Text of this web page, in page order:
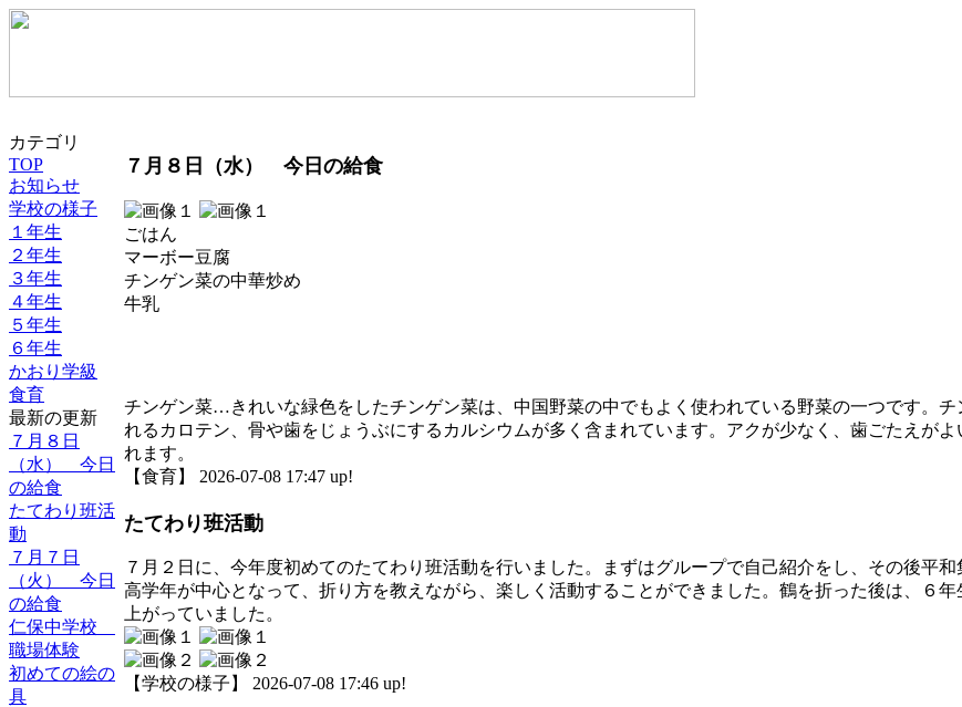
カテゴリ
TOP
お知らせ
学校の様子
１年生
２年生
３年生
４年生
５年生
６年生
かおり学級
食育
最新の更新
７月８日
（水） 今日
の給食
たてわり班活
動
７月７日
（火） 今日
の給食
仁保中学校
職場体験
初めての絵の
具
７月８日（水） 今日の給食
ごはん
マーボー豆腐
チンゲン菜の中華炒め
牛乳
チンゲン菜…きれいな緑色をしたチンゲン菜は、中国野菜の中でもよく使われている野菜の一つです。チ
れるカロテン、骨や歯をじょうぶにするカルシウムが多く含まれています。アクが少なく、歯ごたえが
れます。
【食育】 2026-07-08 17:47 up!
たてわり班活動
７月２日に、今年度初めてのたてわり班活動を行いました。まずはグループで自己紹介をし、その後平和
高学年が中心となって、折り方を教えながら、楽しく活動することができました。鶴を折った後は、６
上がっていました。
【学校の様子】 2026-07-08 17:46 up!